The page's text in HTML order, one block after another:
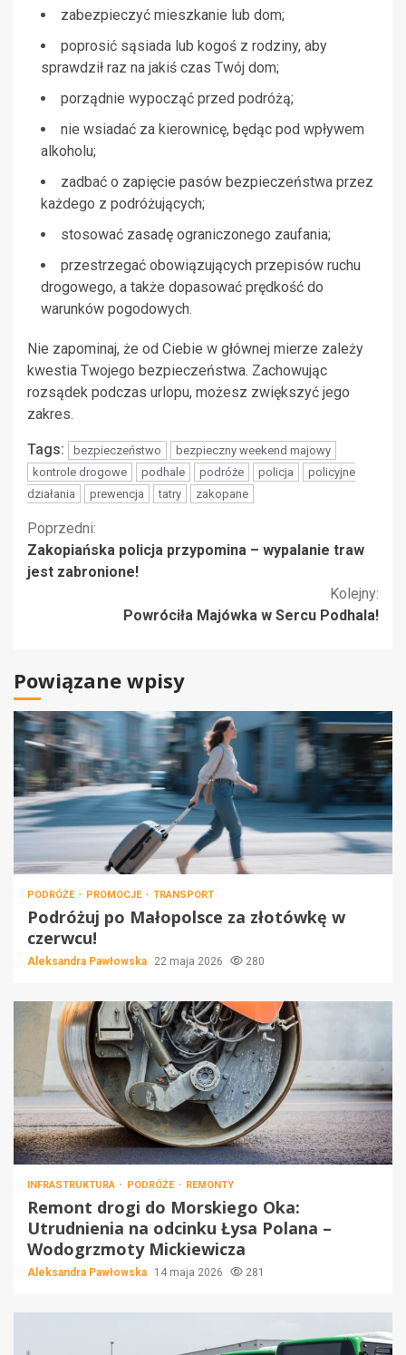
zabezpieczyć mieszkanie lub dom;
poprosić sąsiada lub kogoś z rodziny, aby
sprawdził raz na jakiś czas Twój dom;
porządnie wypocząć przed podróżą;
nie wsiadać za kierownicę, będąc pod wpływem
alkoholu;
zadbać o zapięcie pasów bezpieczeństwa przez
każdego z podróżujących;
stosować zasadę ograniczonego zaufania;
przestrzegać obowiązujących przepisów ruchu
drogowego, a także dopasować prędkość do
warunków pogodowych.
Nie zapominaj, że od Ciebie w głównej mierze zależy
kwestia Twojego bezpieczeństwa. Zachowując
rozsądek podczas urlopu, możesz zwiększyć jego
zakres.
Tags: bezpieczeństwo
bezpieczny weekend majowy
kontrole drogowe
podhale podróże policja
policyjne
działania
prewencja tatry zakopane
Kontynuuj
czytanie
Poprzedni:
Zakopiańska policja przypomina – wypalanie traw
jest zabronione!
Kolejny:
Powróciła Majówka w Sercu Podhala!
Powiązane wpisy
PODRÓŻE PROMOCJE TRANSPORT
Podróżuj po Małopolsce za złotówkę w
czerwcu!
Aleksandra Pawłowska 22 maja 2026 280
INFRASTRUKTURA PODRÓŻE REMONTY
Remont drogi do Morskiego Oka:
Utrudnienia na odcinku Łysa Polana –
Wodogrzmoty Mickiewicza
Aleksandra Pawłowska 14 maja 2026 281